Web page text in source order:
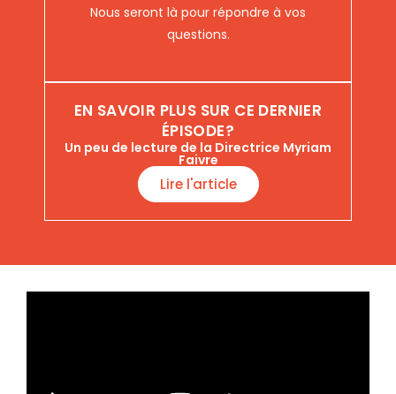
Nous seront là pour répondre à vos
questions.
EN SAVOIR PLUS SUR CE DERNIER
ÉPISODE?
Un peu de lecture de la Directrice Myriam
Faivre
Lire l'article